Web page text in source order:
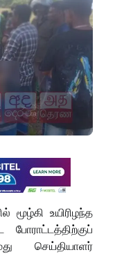
மூழ்கி உயிரிழந்த
செய்தியாளர்